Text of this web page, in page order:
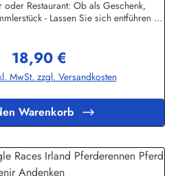
oder Restaurant: Ob als Geschenk,
- Lassen Sie sich entführen in
eine dekorative Erinnerung an
Blechschilder sind in Super-Qualität
Metall (Stahlblech) gefertigt. Die
garantiert. Wir verkaufen nur original
Nicht jeder Hersteller oder
Metallschilder zum öffentlichen Verkauf
921423 Winsen
Regulärer Preis:
18,90 €
MwSt. zzgl. Versandkosten
Warenkorb